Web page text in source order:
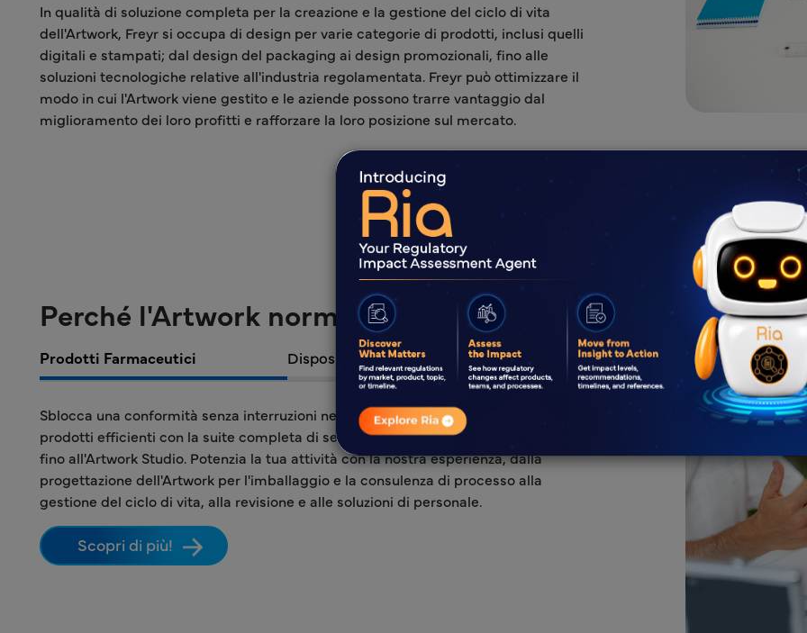
In qualità di soluzione completa per la creazione e la gestione del ciclo di vita
dell'Artwork, Freyr si occupa di design per varie categorie di prodotti, inclusi quelli
digitali e stampati; dal design del packaging ai design promozionali, fino alle
soluzioni tecnologiche relative all'industria regolamentata. Freyr può ottimizzare il
modo in cui l'Artwork viene gestito e le aziende possono trarre vantaggio dal
miglioramento dei loro profitti e rafforzare la loro posizione sul mercato.
Perché l'Artwork normativo è importante in tutti i settori
Prodotti Farmaceutici Dispositivi Medici Beni di Consumo
Sblocca una conformità senza interruzioni nell'Artwork normativo per lanci di
prodotti efficienti con la suite completa di servizi di Freyr, dal Contenuto al Cartone,
fino all'Artwork Studio. Potenzia la tua attività con la nostra esperienza, dalla
progettazione dell'Artwork per l'imballaggio e la consulenza di processo alla
gestione del ciclo di vita, alla revisione e alle soluzioni di personale.
Scopri di più!